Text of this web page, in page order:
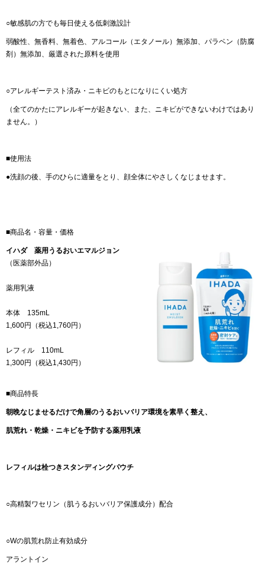
○敏感肌の方でも毎日使える低刺激設計
弱酸性、無香料、無着色、アルコール（エタノール）無添加、パラベン（防腐
剤）無添加、厳選された原料を使用
○アレルギーテスト済み・ニキビのもとになりにくい処方
（全てのかたにアレルギーが起きない、また、ニキビができないわけではあり
ません。）
■使用法
●洗顔の後、手のひらに適量をとり、顔全体にやさしくなじませます。
■商品名・容量・価格
イハダ 薬用うるおいエマルジョン
（医薬部外品）
薬用乳液
本体 135mL
1,600円（税込1,760円）
レフィル 110mL
1,300円（税込1,430円）
■商品特長
朝晩なじませるだけで角層のうるおいバリア環境を素早く整え、
肌荒れ・乾燥・ニキビを予防する薬用乳液
レフィルは栓つきスタンディングパウチ
○高精製ワセリン（肌うるおいバリア保護成分）配合
○Wの肌荒れ防止有効成分
アラントイン